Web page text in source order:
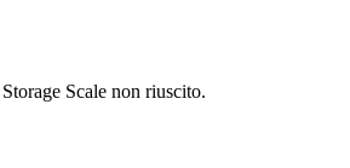
Scale non riuscito.